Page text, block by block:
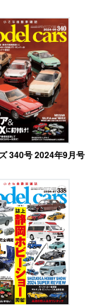
340号 2024年9月号